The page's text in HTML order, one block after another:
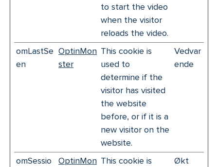
to start the video
when the visitor
reloads the video.
omLastSe
en
OptinMon
ster
This cookie is
used to
determine if the
visitor has visited
the website
before, or if it is a
new visitor on the
website.
Vedvar
ende
omSessio
OptinMon This cookie is
Økt